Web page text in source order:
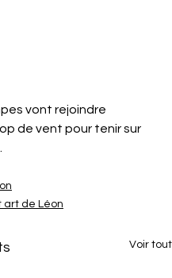
vont rejoindre
de vent pour tenir sur
art de Léon
Voir tout